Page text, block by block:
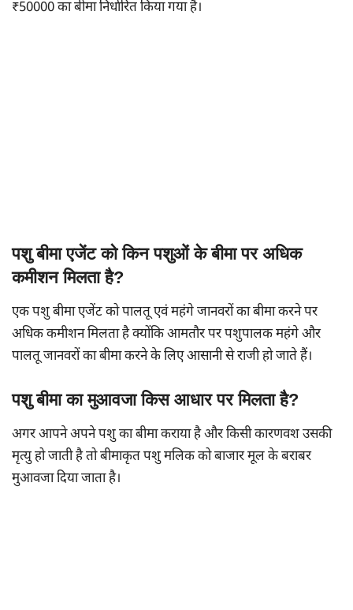
₹50000 का बीमा निर्धारित किया गया है।
पशु बीमा एजेंट को किन पशुओं के बीमा पर अधिक
कमीशन मिलता है?
एक पशु बीमा एजेंट को पालतू एवं महंगे जानवरों का बीमा करने पर
अधिक कमीशन मिलता है क्योंकि आमतौर पर पशुपालक महंगे और
पालतू जानवरों का बीमा करने के लिए आसानी से राजी हो जाते हैं।
पशु बीमा का मुआवजा किस आधार पर मिलता है?
अगर आपने अपने पशु का बीमा कराया है और किसी कारणवश उसकी
मृत्यु हो जाती है तो बीमाकृत पशु मलिक को बाजार मूल के बराबर
मुआवजा दिया जाता है।